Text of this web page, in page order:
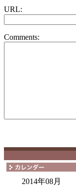
URL:
Comments:
2014年08月